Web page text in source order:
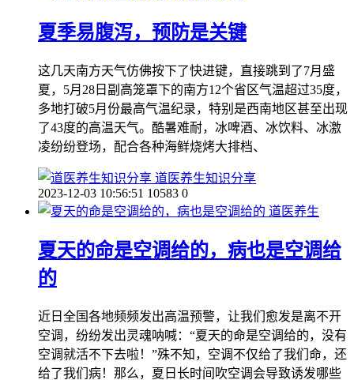
夏季易腹泻，预防是关键
这几天南方天气仿佛按下了快进键，直接跳到了7月盛
夏，5月28日副高笼罩下的南方12个省区气温超过35度，
多地打破5月份最高气温纪录，特别是西南地区甚至出现
了43度的高温天气。酷暑难耐，冰啤酒、冰饮料、冰激
凌纷纷登场，配合各种海鲜烧烤大排档、
道医养生知识分享
2023-12-03 10:56:51 10583 0
道医养生
夏天的命是空调给的，病也是空调给
的
近日全国各地频频发出高温预警，让我们愈发是离不开
空调，纷纷发出灵魂呐喊：“夏天的命是空调给的，没有
空调就活不下去啦！”殊不知，空调不仅给了我们命，还
给了我们病！那么，夏日长时间吹空调会导致诱发哪些